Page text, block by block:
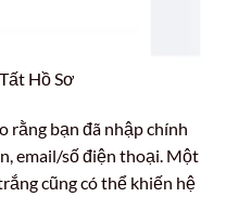
Hồ Sơ
rằng bạn đã nhập chính
email/số điện thoại. Một
cũng có thể khiến hệ